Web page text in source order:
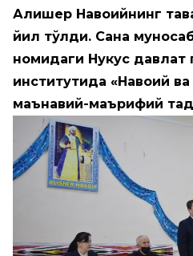
Алишер Навоийнинг
йил тўлди. Сана
номидаги Нукус давлат
институтида «Навоий
маънавий-маърифий